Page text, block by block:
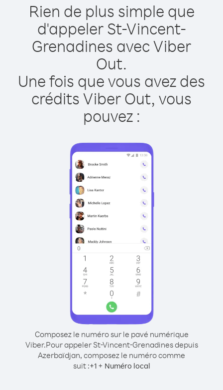
Rien de plus simple que
d'appeler St-Vincent-
Grenadines avec Viber
Out.
Une fois que vous avez des
crédits Viber Out, vous
pouvez :
Composez le numéro sur le pavé numérique
Viber.Pour appeler St-Vincent-Grenadines depuis
Azerbaïdjan, composez le numéro comme
suit :+1+ Numéro local